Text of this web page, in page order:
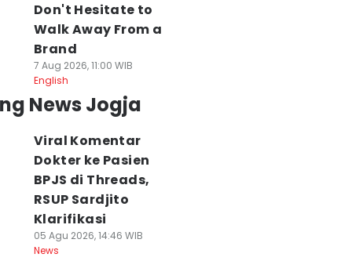
Don't Hesitate to
Walk Away From a
Brand
7 Aug 2026, 11:00 WIB
English
News Jogja
Viral Komentar
Dokter ke Pasien
BPJS di Threads,
RSUP Sardjito
Klarifikasi
05 Agu 2026, 14:46 WIB
News